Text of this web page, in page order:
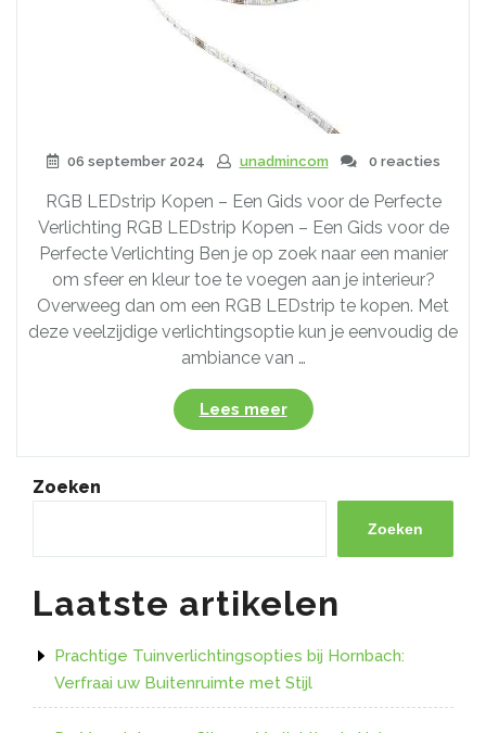
06 september 2024 unadmincom 0 reacties
RGB LEDstrip Kopen – Een Gids voor de Perfecte
Verlichting RGB LEDstrip Kopen – Een Gids voor de
Perfecte Verlichting Ben je op zoek naar een manier
om sfeer en kleur toe te voegen aan je interieur?
Overweeg dan om een RGB LEDstrip te kopen. Met
deze veelzijdige verlichtingsoptie kun je eenvoudig de
ambiance van …
Lees meer“RGB
LEDstrip
Kopen
Transformeer
Verlichting
Kleurrijke
Zoeken
Zoeken
Laatste artikelen
Prachtige Tuinverlichtingsopties bij Hornbach:
Verfraai uw Buitenruimte met Stijl